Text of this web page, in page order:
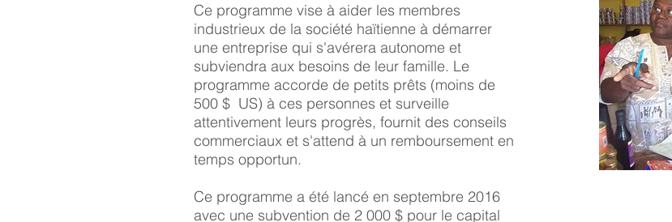
Ce programme vise à aider les membres
industrieux de la société haïtienne à démarrer
une entreprise qui s'avérera autonome et
subviendra aux besoins de leur famille. Le
programme accorde de petits prêts (moins de
500 $ US) à ces personnes et surveille
attentivement leurs progrès, fournit des conseils
commerciaux et s'attend à un remboursement en
temps opportun.
Ce programme a été lancé en septembre 2016
avec une subvention de 2 000 $ pour le capital